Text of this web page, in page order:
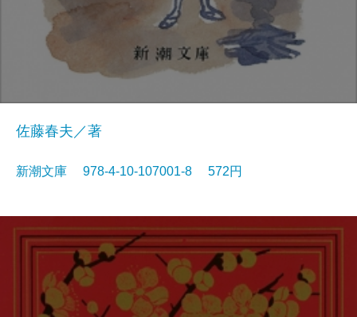
佐藤春夫／著
新潮文庫 978-4-10-107001-8 572円